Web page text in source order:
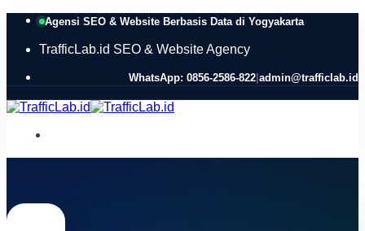
Skip
content
Agensi SEO & Website Berbasis Data di Yogyakarta
TrafficLab.id SEO & Website Agency
WhatsApp: 0856-2586-822|admin@trafficlab.id
Home